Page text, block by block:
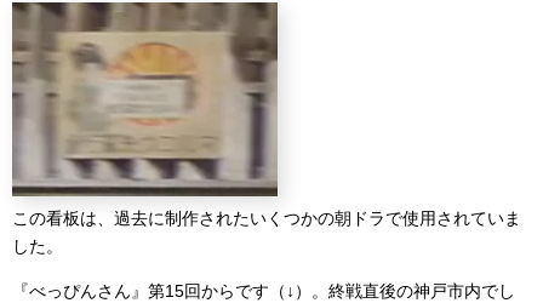
この看板は、過去に制作されたいくつかの朝ドラで使用されていま
した。
『べっぴんさん』第15回からです（↓）。終戦直後の神戸市内でし